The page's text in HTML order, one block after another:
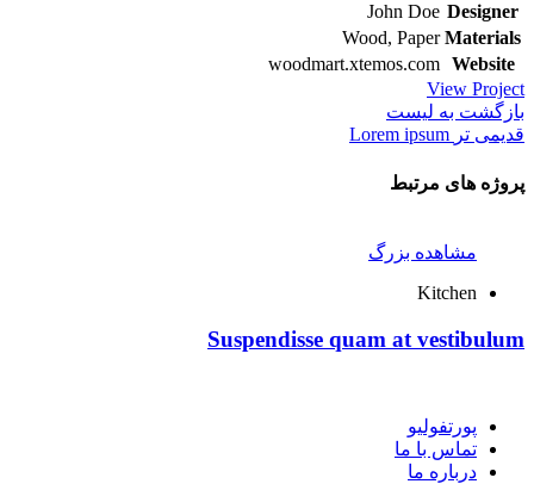
Designer
John Doe
Materials
Wood, Paper
Website
woodmart.xtemos.com
View Project
بازگشت به لیست
قدیمی تر Lorem ipsum
پروژه های مرتبط
مشاهده بزرگ
Kitchen
Suspendisse quam at vestibulum
پورتفولیو
تماس با ما
درباره ما